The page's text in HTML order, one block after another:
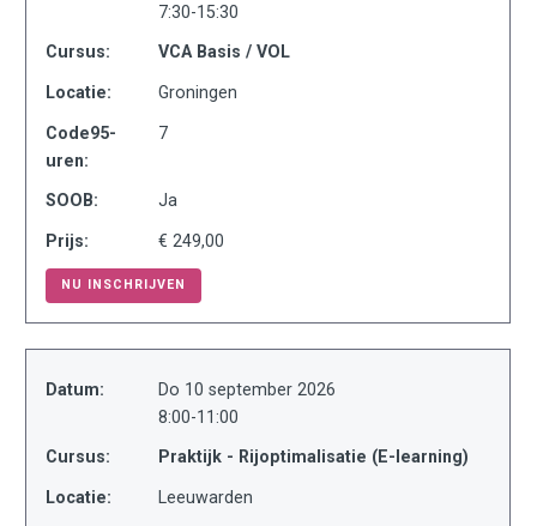
7:30-15:30
Cursus: VCA Basis / VOL
Locatie: Groningen
Code95-
uren:
7
SOOB: Ja
Prijs: € 249,00
NU INSCHRIJVEN
Datum:
Do 10 september 2026
8:00-11:00
Cursus: Praktijk - Rijoptimalisatie (E-learning)
Locatie: Leeuwarden